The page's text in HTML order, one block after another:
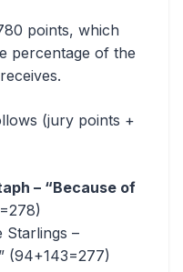
points, which
percentage of the
(jury points +
– “Because of
Starlings –
(94+143=277)